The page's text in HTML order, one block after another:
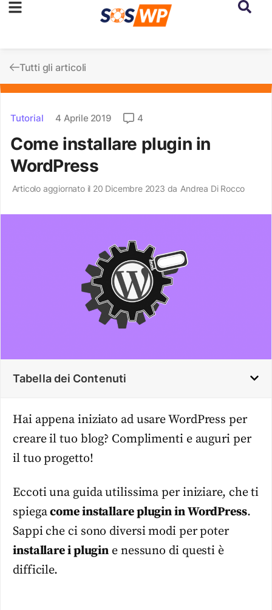
Tutti gli articoli
Tutorial 4 Aprile 2019 4
Come installare plugin in
WordPress
Articolo aggiornato il 20 Dicembre 2023 da Andrea Di Rocco
Tabella dei Contenuti
Hai appena iniziato ad usare WordPress per
creare il tuo blog? Complimenti e auguri per
il tuo progetto!
Eccoti una guida utilissima per iniziare, che ti
spiegacome installare plugin in WordPress.
Sappi che ci sono diversi modi per poter
installare i plugin e nessuno di questi è
difficile.